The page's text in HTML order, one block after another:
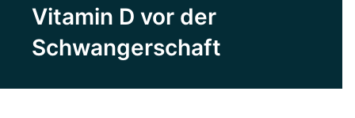
Vitamin D vor der
Schwangerschaft